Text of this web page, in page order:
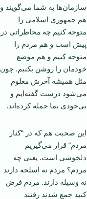
سازمان‌ها به شما می‌گویند و
هم جمهوری اسلامی را
متوجه کنیم چه مخاطراتی در
پیش است و هم مردم را
متوجه کنیم و هم موضع
خودمان را روشن بکنیم. چون
مثل همیشه آخرش معلوم
می‌شود درست گفته‌ایم و
بی‌خودی بما حمله کرده‌اند.
این صحبت هم که در “کنار
مردم“ قرار می‌گیریم
دلخوشی است. یعنی چه
مردم؟ مردم نه اسلحه دارند
نه وسیله دارند. مردم فرض
کنید جمع شدند رفتند